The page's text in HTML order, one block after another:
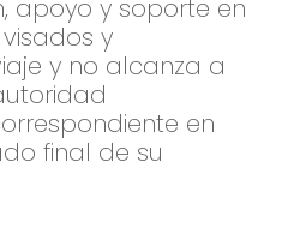
apoyo y soporte en
y
y no alcanza a
en
final de su